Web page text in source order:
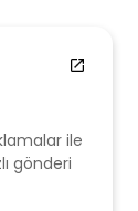
ile
gönderi